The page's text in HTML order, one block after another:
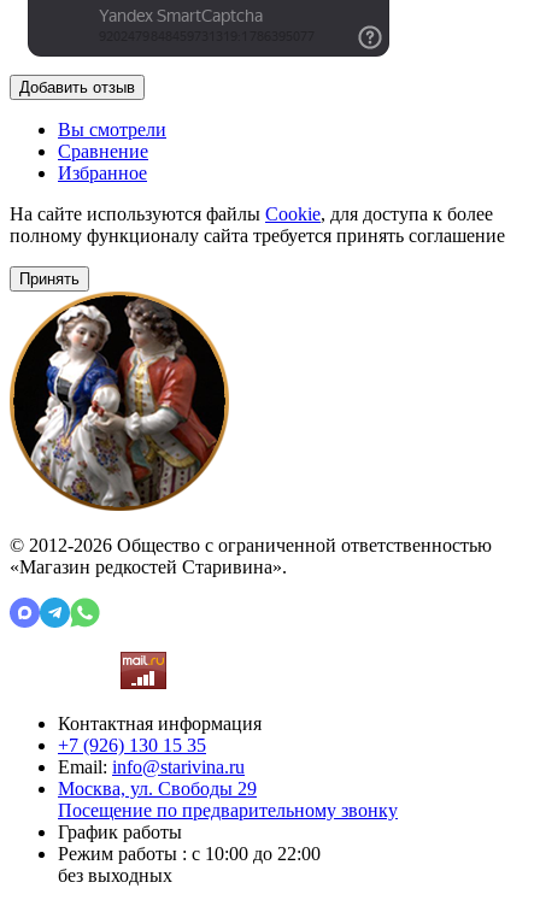
Добавить отзыв
Вы смотрели
Сравнение
Избранное
На сайте используются файлы Cookie, для доступа к более
полному функционалу сайта требуется принять соглашение
Принять
© 2012-2026 Общество с ограниченной ответственностью
«Магазин редкостей Старивина».
Контактная информация
+7 (926) 130 15 35
Email: info@starivina.ru
Москва, ул. Свободы 29
Посещение по предварительному звонку
График работы
Режим работы : с 10:00 до 22:00
без выходных